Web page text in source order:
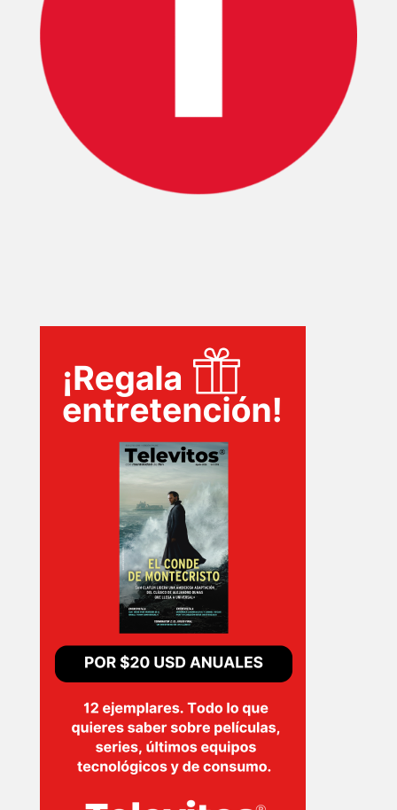
SERIES
TECNOVITOS
T-
EVENTOS